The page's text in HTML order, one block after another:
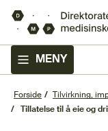
MENY
Forside Tilvirkning,
Tillatelse til å eie og